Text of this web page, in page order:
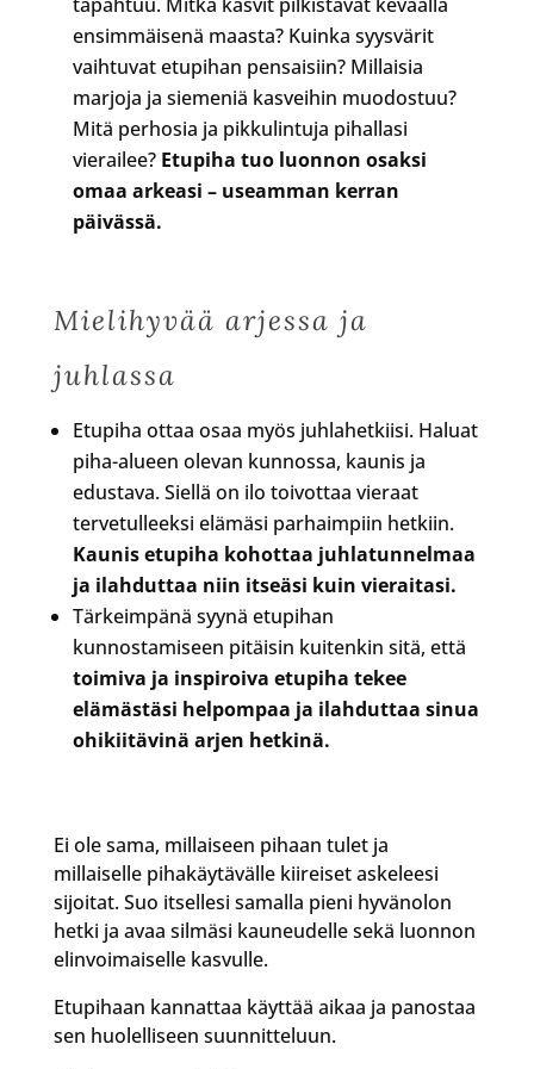
ensimmäisenä maasta? Kuinka syysvärit
vaihtuvat etupihan pensaisiin? Millaisia
marjoja ja siemeniä kasveihin muodostuu?
Mitä perhosia ja pikkulintuja pihallasi
vierailee? Etupiha tuo luonnon osaksi
omaa arkeasi – useamman kerran
päivässä.
Mielihyvää arjessa ja
juhlassa
Etupiha ottaa osaa myös juhlahetkiisi. Haluat
piha-alueen olevan kunnossa, kaunis ja
edustava. Siellä on ilo toivottaa vieraat
tervetulleeksi elämäsi parhaimpiin hetkiin.
Kaunis etupiha kohottaa juhlatunnelmaa
ja ilahduttaa niin itseäsi kuin vieraitasi.
Tärkeimpänä syynä etupihan
kunnostamiseen pitäisin kuitenkin sitä, että
toimiva ja inspiroiva etupiha tekee
elämästäsi helpompaa ja ilahduttaa sinua
ohikiitävinä arjen hetkinä.
Ei ole sama, millaiseen pihaan tulet ja
millaiselle pihakäytävälle kiireiset askeleesi
sijoitat. Suo itsellesi samalla pieni hyvänolon
hetki ja avaa silmäsi kauneudelle sekä luonnon
elinvoimaiselle kasvulle.
Etupihaan kannattaa käyttää aikaa ja panostaa
sen huolelliseen suunnitteluun.